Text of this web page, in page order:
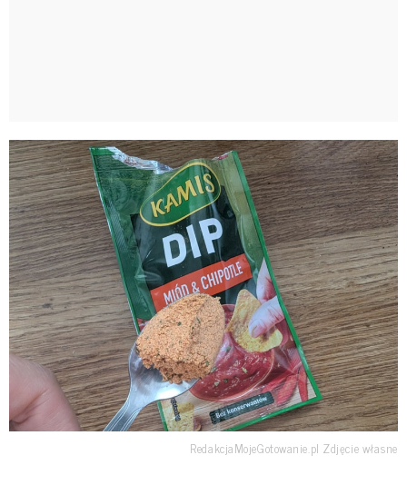
RedakcjaMojeGotowanie.pl Zdjęcie własne